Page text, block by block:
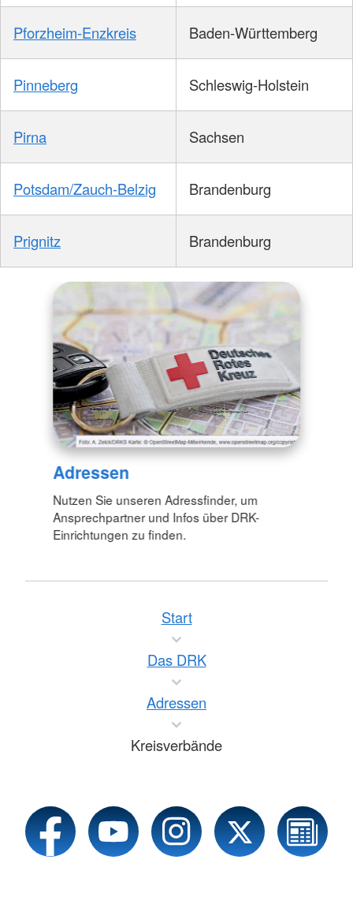
Pforzheim-Enzkreis Baden-Württemberg
Pinneberg Schleswig-Holstein
Pirna Sachsen
Potsdam/Zauch-Belzig Brandenburg
Prignitz Brandenburg
Adressen
Nutzen Sie unseren Adressfinder, um
Ansprechpartner und Infos über DRK-
Einrichtungen zu finden.
Start
Das DRK
Adressen
Kreisverbände